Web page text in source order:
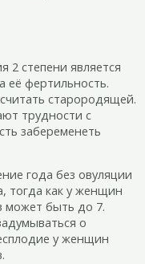
2 степени является
её фертильность.
старородящей.
трудности с
забеременеть
года без овуляции
тогда как у женщин
может быть до 7.
о
у женщин